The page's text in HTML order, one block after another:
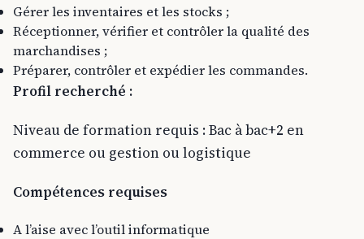
Gérer les inventaires et les stocks ;
Réceptionner, vérifier et contrôler la qualité des
marchandises ;
Préparer, contrôler et expédier les commandes.
Profil recherché :
Niveau de formation requis : Bac à bac+2 en
commerce ou gestion ou logistique
Compétences requises
A l’aise avec l’outil informatique